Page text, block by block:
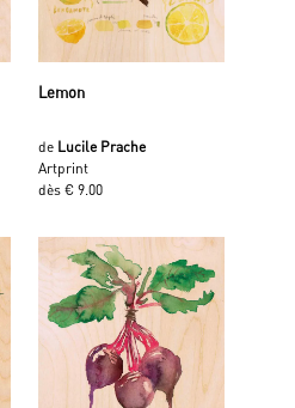
Lemon
de Lucile Prache
Artprint
dès € 9.00